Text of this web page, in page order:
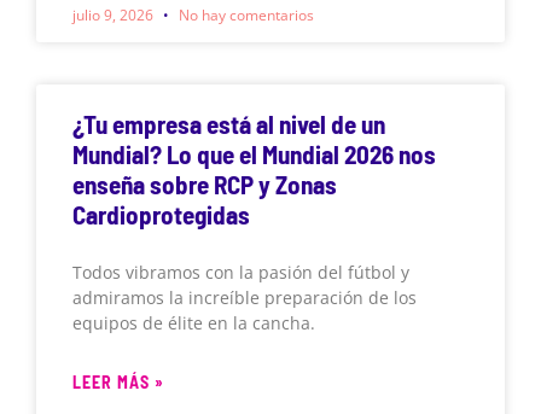
julio 9, 2026 No hay comentarios
¿Tu empresa está al nivel de un
Mundial? Lo que el Mundial 2026 nos
enseña sobre RCP y Zonas
Cardioprotegidas
Todos vibramos con la pasión del fútbol y
admiramos la increíble preparación de los
equipos de élite en la cancha.
LEER MÁS »